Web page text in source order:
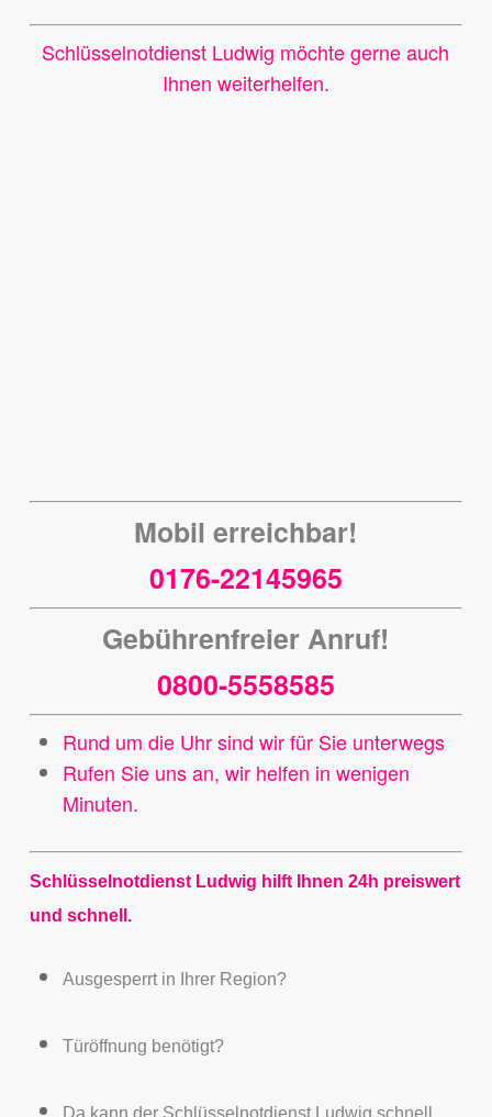
Schlüsselnotdienst Ludwig möchte gerne auch
Ihnen weiterhelfen.
Mobil erreichbar!
0176-22145965
Gebührenfreier Anruf!
0800-5558585
Rund um die Uhr sind wir für Sie unterwegs
Rufen Sie uns an, wir helfen in wenigen
Minuten.
Schlüsselnotdienst Ludwig hilft Ihnen 24h preiswert
und schnell.
Ausgesperrt in Ihrer Region?
Türöffnung benötigt?